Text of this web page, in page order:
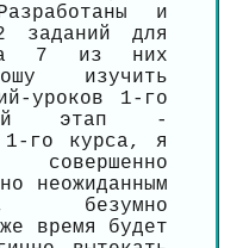
и
заданий для
а 7 из них
изучить
уроков 1-го
этап -
1-го курса, я
неожиданным
безумно
время будет